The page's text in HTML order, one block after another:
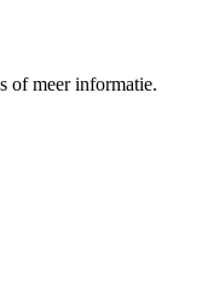
of meer informatie.